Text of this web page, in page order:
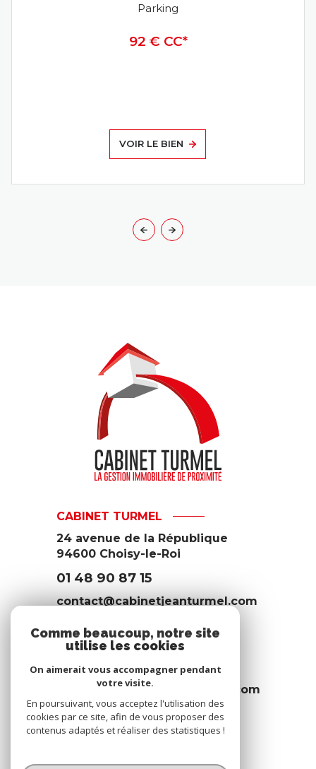
Parking
92 € CC*
VOIR LE BIEN
CABINET TURMEL
24 avenue de la République
94600 Choisy-le-Roi
01 48 90 87 15
contact@cabinetjeanturmel.com
Service location
01 48 84 76 34
location@cabinetjeanturmel.com
© 2026 | Tous droits réservés
Comme beaucoup, notre site
utilise les cookies
On aimerait vous accompagner pendant
votre visite.
En poursuivant, vous acceptez l'utilisation des
cookies par ce site, afin de vous proposer des
contenus adaptés et réaliser des statistiques !